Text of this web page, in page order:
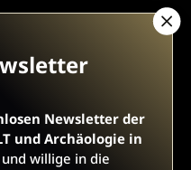
der
in die Verwendung
des E-Mail-Marketings
Newsletter oder die E-Mail-
Newsletter der
und Archäologie in
und willige in die